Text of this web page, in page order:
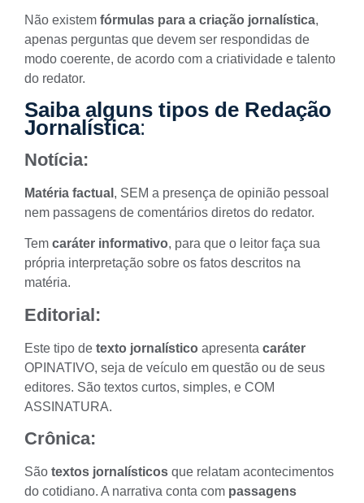
Não existem fórmulas para a criação jornalística,
apenas perguntas que devem ser respondidas de
modo coerente, de acordo com a criatividade e talento
do redator.
Saiba alguns tipos de Redação
Jornalística:
Notícia:
Matéria factual , SEM a presença de opinião pessoal
nem passagens de comentários diretos do redator.
Tem caráter informativo, para que o leitor faça sua
própria interpretação sobre os fatos descritos na
matéria.
Editorial:
Este tipo de texto jornalístico apresenta caráter
OPINATIVO, seja de veículo em questão ou de seus
editores. São textos curtos, simples, e COM
ASSINATURA.
Crônica:
São textos jornalísticos que relatam acontecimentos
do cotidiano. A narrativa conta com passagens